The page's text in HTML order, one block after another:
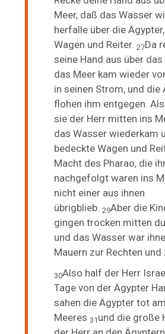
Meer, daß das Wasser
herfalle über die
Wagen und Reiter.27Da
seine Hand aus über das
das Meer kam wieder
in seinen Strom, und die
flohen ihm entgegen.
sie der Herr mitten ins
das Wasser wiederkam
bedeckte Wagen und
Macht des Pharao, die
nachgefolgt waren ins
nicht einer aus ihnen
übrigblieb.29Aber die
gingen trocken mitten
und das Wasser war
Mauern zur Rechten und
30Also half der Herr
Tage von der Ägypter
sahen die Ägypter tot
Meeres31 und die große